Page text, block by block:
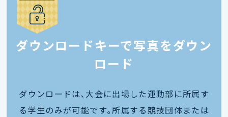
ダウンロードキーで写真をダウン
ロード
ダウンロードは､大会に出場した運動部に所属す
る学生のみが可能です｡所属する競技団体または